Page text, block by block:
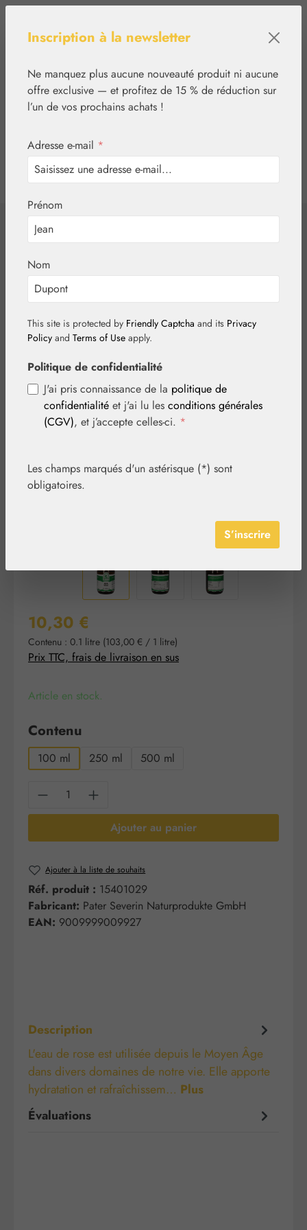
tcinn-a11y-toolbar.show
Aqua Rosae
Ignorer la galerie d'images
Prix régulier :
10,30 €
Contenu : 0.1 litre (103,00 € / 1 litre)
Prix TTC, frais de livraison en sus
Article en stock.
Sélectionnez
Contenu
100 ml 250 ml 500 ml
Quantité de produit : Entrez la quantité
Ajouter au panier
Ajouter à la liste de souhaits
Réf. produit : 15401029
Fabricant: Pater Severin Naturprodukte GmbH
EAN: 9009999009927
Description
L'eau de rose est utilisée depuis le Moyen Âge
dans divers domaines de notre vie. Elle apporte
hydratation et rafraîchissem… Plus
Évaluations
Inscription à la newsletter
Ne manquez plus aucune nouveauté produit ni aucune
offre exclusive — et profitez de 15 % de réduction sur
l’un de vos prochains achats !
Adresse e-mail *
Prénom
Nom
This site is protected by Friendly Captcha and its Privacy
Policy and Terms of Use apply.
Politique de confidentialité
J'ai pris connaissance de la politique de
confidentialité et j'ai lu les conditions générales
(CGV), et j’accepte celles-ci. *
Les champs marqués d'un astérisque (*) sont
obligatoires.
S’inscrire